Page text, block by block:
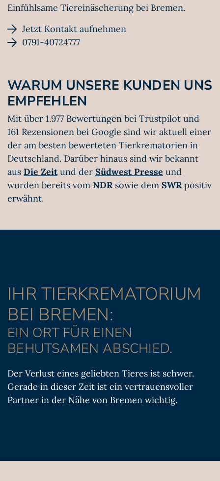
Einfühlsame Tier­einäscherung bei Bremen.
Jetzt Kontakt aufnehmen
0791-40724777
WARUM UNSERE KUNDEN UNS
EMPFEHLEN
Mit über 1.977 Bewertungen bei Trustpilot und
161 Rezensionen bei Google sind wir aktuell einer
der am besten bewerteten Tierkrematorien in
Deutschland. Darüber hinaus sind wir bekannt
aus Die Zeitund der Südwest Presse und
wurden bereits vom NDR sowie dem SWR positiv
erwähnt.
IHR TIERKREMATORIUM
BEI BREMEN:
EIN ORT FÜR EINEN
BEHUTSAMEN ABSCHIED.
Der Verlust eines geliebten Tieres ist schwer.
Gerade in dieser Zeit ist ein vertrauensvoller
Partner in der Nähe von Bremen wichtig.